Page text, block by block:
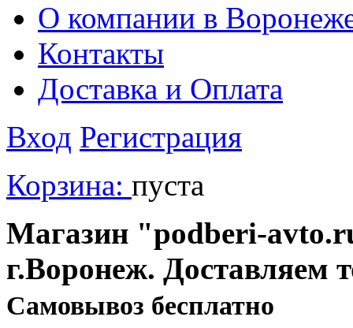
О компании в
Контакты
Доставка и Оплата
Вход Регистрация
Корзина: пуста
Магазин "podberi-
г.Воронеж. Доставляем
Cамовывоз бесплатно